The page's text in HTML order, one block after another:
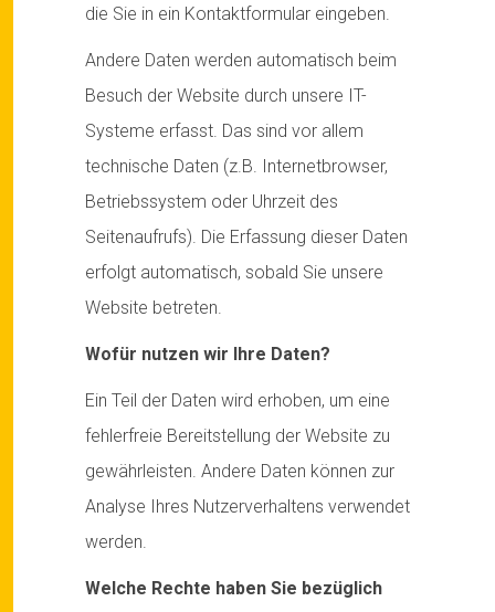
die Sie in ein Kontaktformular eingeben.
Andere Daten werden automatisch beim
Besuch der Website durch unsere IT-
Systeme erfasst. Das sind vor allem
technische Daten (z.B. Internetbrowser,
Betriebssystem oder Uhrzeit des
Seitenaufrufs). Die Erfassung dieser Daten
erfolgt automatisch, sobald Sie unsere
Website betreten.
Wofür nutzen wir Ihre Daten?
Ein Teil der Daten wird erhoben, um eine
fehlerfreie Bereitstellung der Website zu
gewährleisten. Andere Daten können zur
Analyse Ihres Nutzerverhaltens verwendet
werden.
Welche Rechte haben Sie bezüglich